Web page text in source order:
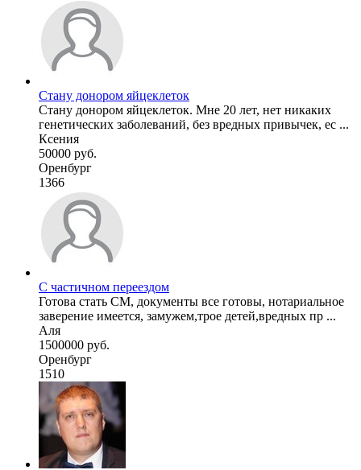
Стану донором яйцеклеток
Стану донором яйцеклеток. Мне 20 лет, нет никаких
генетических заболеваний, без вредных привычек, ес ...
Ксения
50000 руб.
Оренбург
1366
С частичном переездом
Готова стать СМ, документы все готовы, нотариальное
заверение имеется, замужем,трое детей,вредных пр ...
Аля
1500000 руб.
Оренбург
1510